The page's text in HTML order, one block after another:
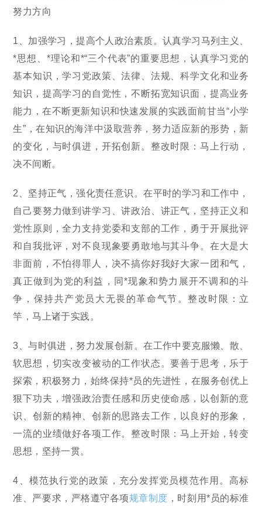
努力方向
1、加强学习，提高个人政治素质。认真学习马列主义、
*思想、*理论和*“三个代表”的重要思想，认真学习党的
基本知识，学习党政策、法律、法规、科学文化和业务
知识，提高学习的自觉性，不断拓宽知识面，提高业务
能力，在不断更新知识和快速发展的实践面前甘当“小学
生”，在知识的海洋中汲取营养，努力适应新的形势，新
的变化，与时俱进，开拓创新。整改时限：马上行动，
决不间断。
2、坚持正气，强化责任意识。在平时的学习和工作中，
自己要努力做到讲学习、讲政治、讲正气，坚持正义和
党性原则，全力支持党委和支部的工作，勇于开展批评
和自我批评，对不良现象要勇敢地与其斗争。在大是大
非面前，不怕得罪人，决不搞你好我好大家一团和气，
真正做到为党的利益，同*现象和势力展开不调和的斗
争，保持共产党员大无畏的革命气节。整改时限：立
竿，马上诸于实践。
3、与时俱进，努力发展创新。在工作中要克服懒、散、
软思想，切实改变被动的工作状态。要善于思考，乐于
探索，积极努力，始终保持*员的先进性，在服务创优上
狠下功夫，增强政治责任感和历史使命感，以创新的意
识、创新的精神、创新的思路去工作，以良好的形象，
一流的业绩做好各项工作。整改时限：马上开始，转变
思想，坚持一贯。
4、模范执行党的政策，充分发挥党员模范作用。高标
准、严要求，严格遵守各项规章制度 ，时刻用*员的标准